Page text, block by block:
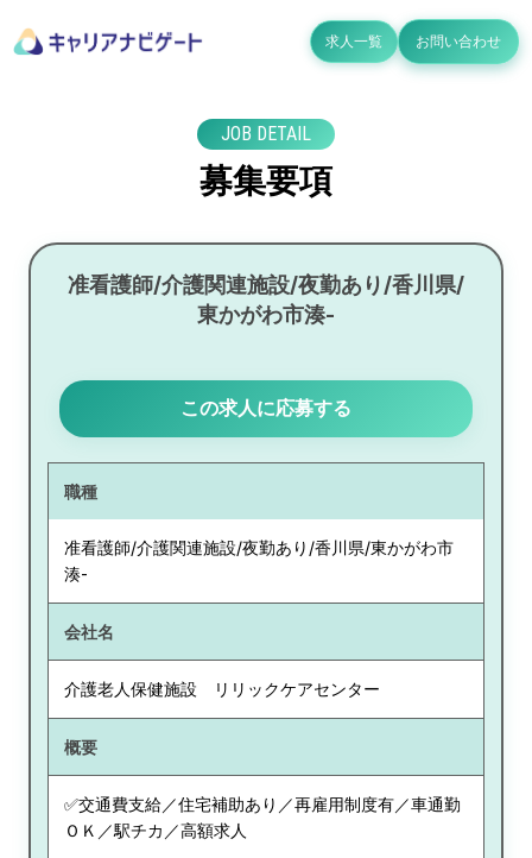
求人一覧 お問い合わせ
JOB DETAIL
募集要項
准看護師/介護関連施設/夜勤あり/香川県/
東かがわ市湊-
この求人に応募する
職種
准看護師/介護関連施設/夜勤あり/香川県/東かがわ市
湊-
会社名
介護老人保健施設 リリックケアセンター
概要
✅交通費支給／住宅補助あり／再雇用制度有／車通勤
ＯＫ／駅チカ／高額求人